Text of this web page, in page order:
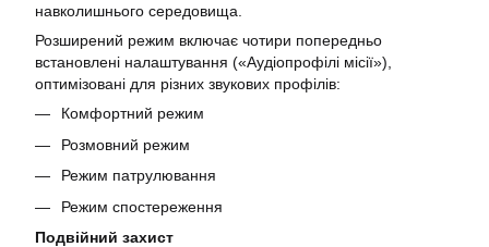
навколишнього середовища.
Розширений режим включає чотири попередньо
встановлені налаштування («Аудіопрофілі місії»),
оптимізовані для різних звукових профілів:
Комфортний режим
Розмовний режим
Режим патрулювання
Режим спостереження
Подвійний захист